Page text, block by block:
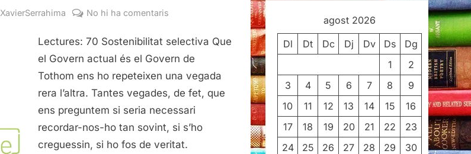
By
XavierSerrahima No hi ha comentaris
selectiva
Lectures: 70 Sostenibilitat selectiva Que
el Govern actual és el Govern de
Tothom ens ho repeteixen una vegada
rera l’altra. Tantes vegades, de fet, que
ens preguntem si seria necessari
recordar-nos-ho tan sovint, si s’ho
creguessin, si ho fos de veritat.
agost 2026
Dl Dt Dc Dj Dv Ds
Dg
1
2
3
4 5 6 7 8
9
10
11 12 13 14 15
16
17
18 19 20 21 22
23
24
25 26 27 28 29
30